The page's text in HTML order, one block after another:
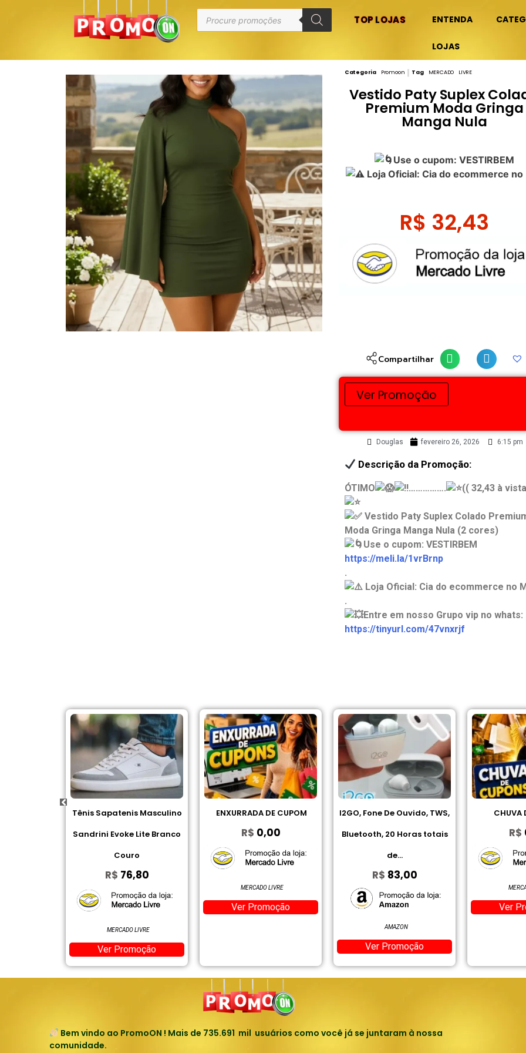
TOP LOJAS ENTENDA
LOJAS
Categoria Promoon Tag MERCADO LIVRE
Vestido Paty Suplex
Premium Moda Gringa
Manga Nula
Use o cupom: VESTIRBEM
Loja Oficial: Cia do ecommerce no
R$ 32,43
Compartilhar
Ver Promoção
Douglas fevereiro 26, 2026 6:15 pm
Descrição da Promoção:
ÓTIMO ……………. (( 32,43 à
Vestido Paty Suplex Colado
Moda Gringa Manga Nula (2 cores)
Use o cupom: VESTIRBEM
https://meli.la/1vrBrnp
.
Loja Oficial: Cia do ecommerce no
.
Entre em nosso Grupo vip no whats:
https://tinyurl.com/47vnxrjf
ENXURRADA DE CUPOM
R$0,00
Ver Promoção
I2GO, Fone De Ouvido, TWS,
Bluetooth, 20 Horas totais
de...
CHUVA DE CUPOM
R$0,00
Ver Promoção
Jogo De
Bem vindo ao PromoON ! Mais de 735.691 mil usuários como você já se juntaram à nossa
comunidade.